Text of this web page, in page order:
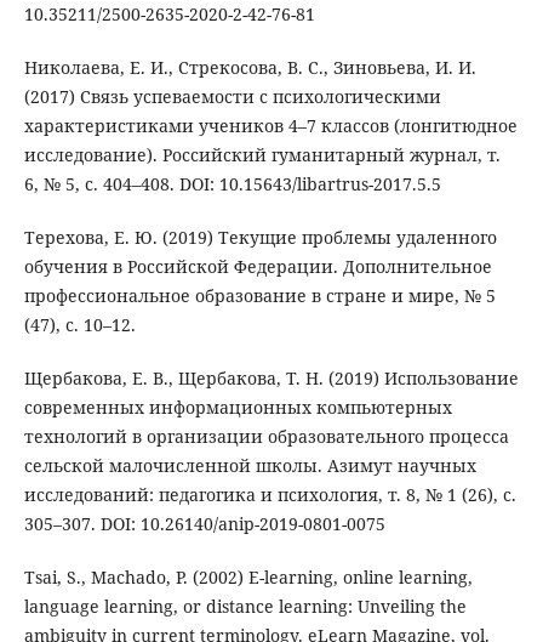
10.35211/2500-2635-2020-2-42-76-81
Николаева, Е. И., Стрекосова, В. С., Зиновьева, И. И.
(2017) Связь успеваемости с психологическими
характеристиками учеников 4–7 классов (лонгитюдное
исследование). Российский гуманитарный журнал, т.
6, № 5, с. 404–408. DOI: 10.15643/libartrus-2017.5.5
Терехова, Е. Ю. (2019) Текущие проблемы удаленного
обучения в Российской Федерации. Дополнительное
профессиональное образование в стране и мире, № 5
(47), с. 10–12.
Щербакова, Е. В., Щербакова, Т. Н. (2019) Использование
современных информационных компьютерных
технологий в организации образовательного процесса
сельской малочисленной школы. Азимут научных
исследований: педагогика и психология, т. 8, № 1 (26), с.
305–307. DOI: 10.26140/anip-2019-0801-0075
Tsai, S., Machado, P. (2002) E-learning, online learning,
language learning, or distance learning: Unveiling the
ambiguity in current terminology. eLearn Magazine, vol.